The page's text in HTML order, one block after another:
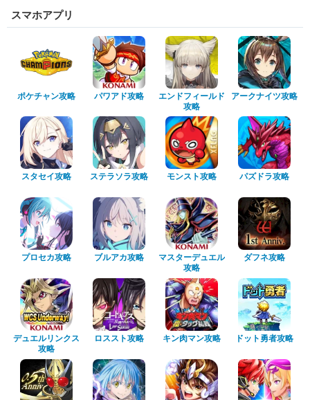
スマホアプリ
ポケチャン攻略 パワアド攻略
エンドフィールド
攻略
アークナイツ攻略
スタセイ攻略 ステラソラ攻略 モンスト攻略 パズドラ攻略
プロセカ攻略 ブルアカ攻略
マスターデュエル
攻略
ダフネ攻略
デュエルリンクス
攻略
ロススト攻略 キン肉マン攻略 ドット勇者攻略